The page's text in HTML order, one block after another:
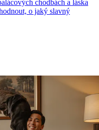
chodbách a láska
o jaký slavný